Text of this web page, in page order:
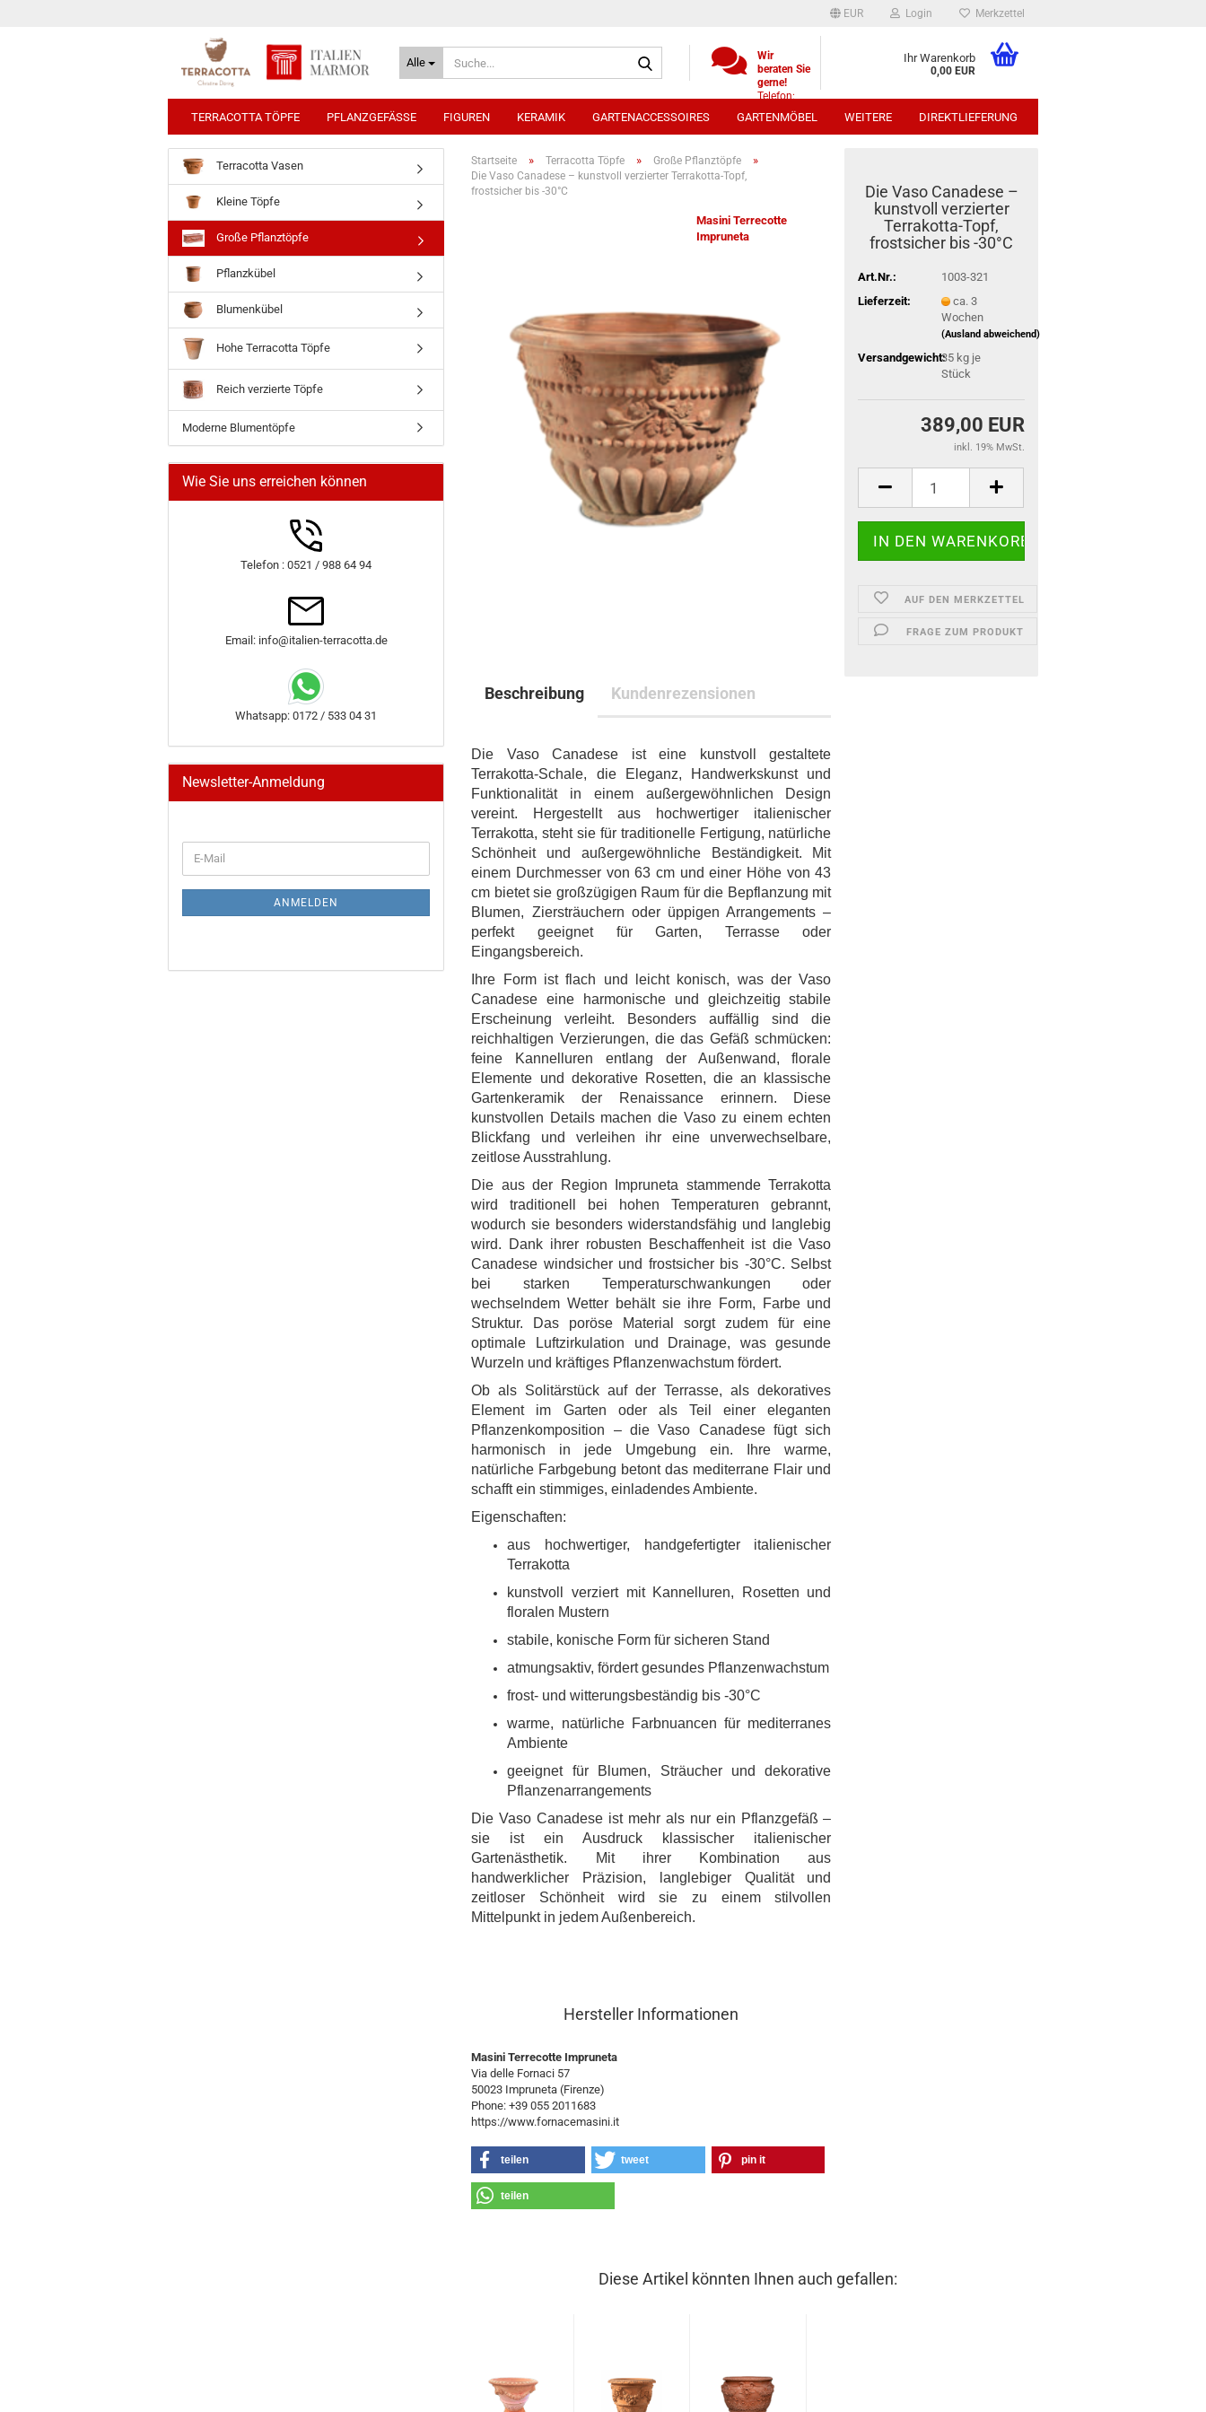
EUR Login Merkzettel
Alle
Wir
beraten Sie
gerne!
Telefon:
(0)521
9886494
0172 /
Ihr Warenkorb
0,00 EUR
TERRACOTTA TÖPFE PFLANZGEFÄSSE FIGUREN KERAMIK GARTENACCESSOIRES GARTENMÖBEL DIREKTLIEFERUNG
WEITERE
Startseite » Terracotta Töpfe » Große Pflanztöpfe »
Die Vaso Canadese – kunstvoll verzierter Terrakotta-Topf,
frostsicher bis -30°C
Masini Terrecotte
Impruneta
Die Vaso Canadese –
kunstvoll verzierter
Terrakotta-Topf,
frostsicher bis -30°C
Art.Nr.:
1003-321
Lieferzeit:
ca. 3
Wochen
(Ausland abweichend)
Versandgewicht:35kg je
Stück
389,00 EUR
inkl. 19% MwSt.
AUF DEN MERKZETTEL
FRAGE ZUM PRODUKT
Beschreibung Kundenrezensionen
Die Vaso Canadese ist eine kunstvoll gestaltete
Terrakotta-Schale, die Eleganz, Handwerkskunst und
Funktionalität in einem außergewöhnlichen Design
vereint. Hergestellt aus hochwertiger italienischer
Terrakotta, steht sie für traditionelle Fertigung, natürliche
Schönheit und außergewöhnliche Beständigkeit. Mit
einem Durchmesser von 63 cm und einer Höhe von 43
cm bietet sie großzügigen Raum für die Bepflanzung mit
Blumen, Ziersträuchern oder üppigen Arrangements –
perfekt geeignet für Garten, Terrasse oder
Eingangsbereich.
Ihre Form ist flach und leicht konisch, was der Vaso
Canadese eine harmonische und gleichzeitig stabile
Erscheinung verleiht. Besonders auffällig sind die
reichhaltigen Verzierungen, die das Gefäß schmücken:
feine Kannelluren entlang der Außenwand, florale
Elemente und dekorative Rosetten, die an klassische
Gartenkeramik der Renaissance erinnern. Diese
kunstvollen Details machen die Vaso zu einem echten
Blickfang und verleihen ihr eine unverwechselbare,
zeitlose Ausstrahlung.
Die aus der Region Impruneta stammende Terrakotta
wird traditionell bei hohen Temperaturen gebrannt,
wodurch sie besonders widerstandsfähig und langlebig
wird. Dank ihrer robusten Beschaffenheit ist die Vaso
Canadese windsicher und frostsicher bis -30°C. Selbst
bei starken Temperaturschwankungen oder
wechselndem Wetter behält sie ihre Form, Farbe und
Struktur. Das poröse Material sorgt zudem für eine
optimale Luftzirkulation und Drainage, was gesunde
Wurzeln und kräftiges Pflanzenwachstum fördert.
Ob als Solitärstück auf der Terrasse, als dekoratives
Element im Garten oder als Teil einer eleganten
Pflanzenkomposition – die Vaso Canadese fügt sich
harmonisch in jede Umgebung ein. Ihre warme,
natürliche Farbgebung betont das mediterrane Flair und
schafft ein stimmiges, einladendes Ambiente.
Eigenschaften:
aus hochwertiger, handgefertigter italienischer
Terrakotta
kunstvoll verziert mit Kannelluren, Rosetten und
floralen Mustern
stabile, konische Form für sicheren Stand
atmungsaktiv, fördert gesundes Pflanzenwachstum
frost- und witterungsbeständig bis -30°C
warme, natürliche Farbnuancen für mediterranes
Ambiente
geeignet für Blumen, Sträucher und dekorative
Pflanzenarrangements
Die Vaso Canadese ist mehr als nur ein Pflanzgefäß –
sie ist ein Ausdruck klassischer italienischer
Gartenästhetik. Mit ihrer Kombination aus
handwerklicher Präzision, langlebiger Qualität und
zeitloser Schönheit wird sie zu einem stilvollen
Mittelpunkt in jedem Außenbereich.
Hersteller Informationen
Masini Terrecotte Impruneta
Via delle Fornaci 57
50023 Impruneta (Firenze)
Phone: +39 055 2011683
https://www.fornacemasini.it
teilen tweet pin it
teilen
Diese Artikel könnten Ihnen auch gefallen:
Terracotta Vasen
Kleine Töpfe
Große Pflanztöpfe
Pflanzkübel
Blumenkübel
Hohe Terracotta Töpfe
Reich verzierte Töpfe
Moderne Blumentöpfe
Wie Sie uns erreichen können
Telefon : 0521 / 988 64 94
Email: info@italien-terracotta.de
Whatsapp: 0172 / 533 04 31
Newsletter-Anmeldung
ZUR
NEWSLETTER-
E-
Mail
ANMELDEN